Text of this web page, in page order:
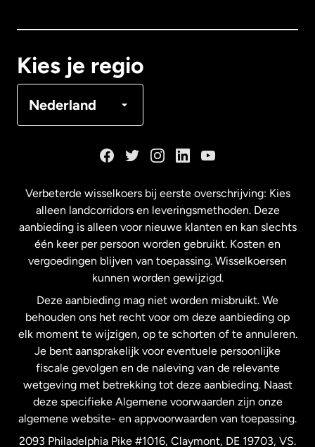
Kies je regio
Nederland
Maleisië
Nederland
Nieuw-Zeeland
Spanje
Verenigd Koninkrijk
Verenigde Staten English
Verbeterde wisselkoers bij eerste overschrijving: Kies
alleen landcorridors en leveringsmethoden. Deze
aanbieding is alleen voor nieuwe klanten en kan slechts
één keer per persoon worden gebruikt. Kosten en
vergoedingen blijven van toepassing. Wisselkoersen
kunnen worden gewijzigd.
Deze aanbieding mag niet worden misbruikt. We
behouden ons het recht voor om deze aanbieding op
elk moment te wijzigen, op te schorten of te annuleren.
Je bent aansprakelijk voor eventuele persoonlijke
fiscale gevolgen en de naleving van de relevante
wetgeving met betrekking tot deze aanbieding. Naast
deze specifieke Algemene voorwaarden zijn onze
algemene website- en appvoorwaarden van toepassing.
2093 Philadelphia Pike #1016, Claymont, DE 19703, VS.